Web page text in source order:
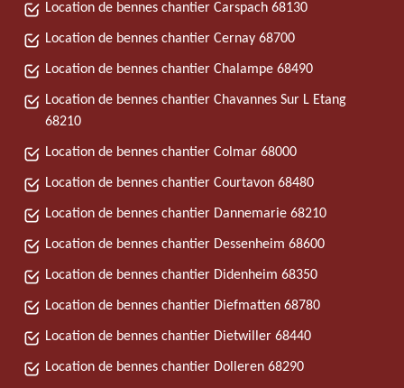
Location de bennes chantier Carspach 68130
Location de bennes chantier Cernay 68700
Location de bennes chantier Chalampe 68490
Location de bennes chantier Chavannes Sur L Etang
68210
Location de bennes chantier Colmar 68000
Location de bennes chantier Courtavon 68480
Location de bennes chantier Dannemarie 68210
Location de bennes chantier Dessenheim 68600
Location de bennes chantier Didenheim 68350
Location de bennes chantier Diefmatten 68780
Location de bennes chantier Dietwiller 68440
Location de bennes chantier Dolleren 68290